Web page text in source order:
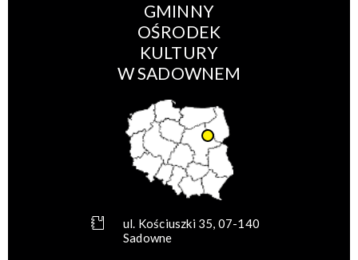
GMINNY
OŚRODEK
KULTURY
W SADOWNEM
ul. Kościuszki 35, 07-140
Sadowne